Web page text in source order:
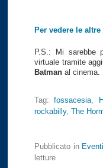
Per vedere le
P.S.: Mi sarebbe
virtuale tramite
Batman al cinema.
Tag:fossacesia
rockabilly, The
Pubblicato in Eventi
letture